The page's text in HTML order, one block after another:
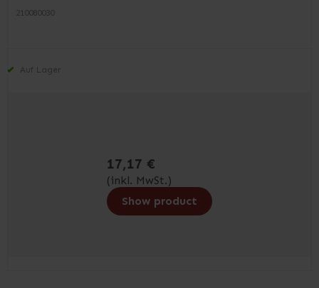
210080030
Auf Lager
17,17 €
(inkl. MwSt.)
Show product